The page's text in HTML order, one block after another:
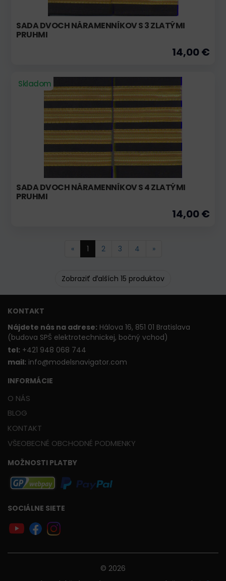
SADA DVOCH NÁRAMENNÍKOV S 3 ZLATÝMI
PRUHMI
14,00 €
Skladom
SADA DVOCH NÁRAMENNÍKOV S 4 ZLATÝMI
PRUHMI
14,00 €
« 1 2 3 4 »
Zobraziť ďalších 15 produktov
KONTAKT
Nájdete nás na adrese: Hálova 16, 851 01 Bratislava
(budova SPŠ elektrotechnickej, bočný vchod)
tel: +421 948 068 744
mail: info@modelsnavigator.com
INFORMÁCIE
O NÁS
BLOG
KONTAKT
VŠEOBECNÉ OBCHODNÉ PODMIENKY
MOŽNOSTI PLATBY
SOCIÁLNE SIETE
© 2026